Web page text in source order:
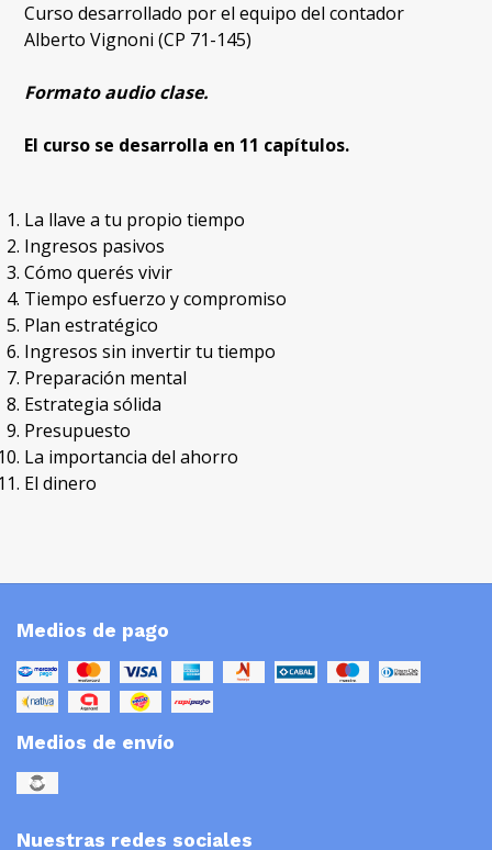
Curso desarrollado por el equipo del contador
Alberto Vignoni (CP 71-145)
Formato audio clase.
El curso se desarrolla en 11 capítulos.
La llave a tu propio tiempo
Ingresos pasivos
Cómo querés vivir
Tiempo esfuerzo y compromiso
Plan estratégico
Ingresos sin invertir tu tiempo
Preparación mental
Estrategia sólida
Presupuesto
La importancia del ahorro
El dinero
Medios de pago
Medios de envío
Nuestras redes sociales